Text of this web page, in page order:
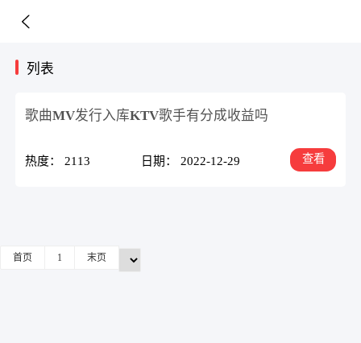
列表
歌曲MV发行入库KTV歌手有分成收益吗
热度： 2113 日期： 2022-12-29 查看
首页 1 末页